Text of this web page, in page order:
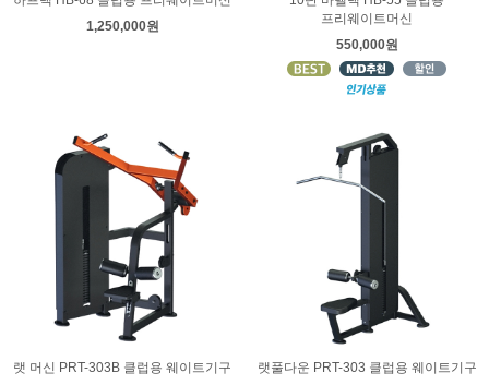
1,250,000원
프리웨이트머신
550,000원
랫 머신 PRT-303B 클럽용 웨이트기구
랫풀다운 PRT-303 클럽용 웨이트기구